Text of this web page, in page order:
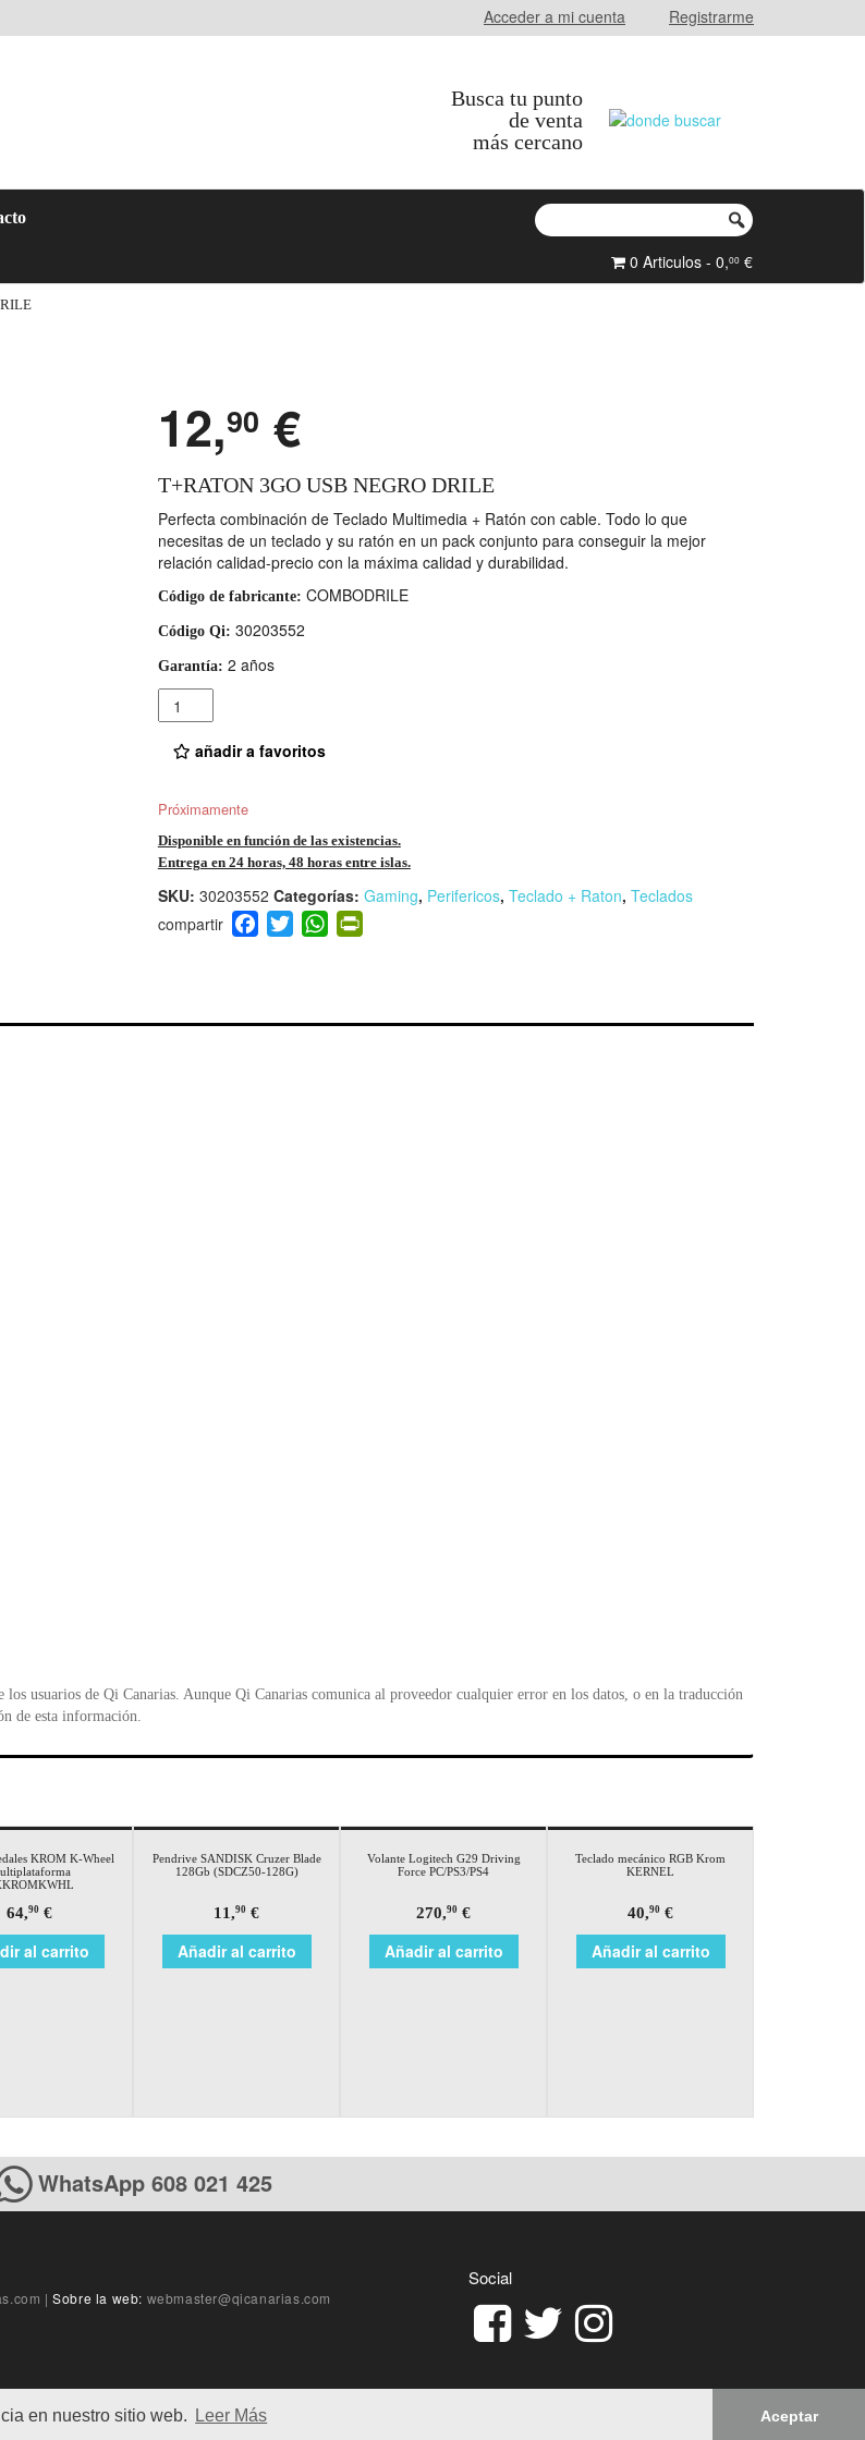
en nuestro sitio web. Leer Más Aceptar
Acceder a mi cuenta Registrarme
Busca tu punto
de venta
más cercano
0 Articulos - 0,00 €
12,90 €
T+RATON 3GO USB NEGRO DRILE
Perfecta combinación de Teclado Multimedia + Ratón con cable. Todo lo que
necesitas de un teclado y su ratón en un pack conjunto para conseguir la mejor
relación calidad-precio con la máxima calidad y durabilidad.
Código de fabricante: COMBODRILE
Código Qi: 30203552
Garantía: 2 años
Cantidad
añadir a favoritos
Próximamente
Disponible en función de las existencias.
Entrega en 24 horas, 48 horas entre islas.
SKU: 30203552 Categorías: Gaming, Perifericos, Teclado + Raton, Teclados
F
a
b
T
wi
W
h
A
Pr
in
e
usuarios de Qi Canarias. Aunque Qi Canarias comunica al proveedor cualquier error en los datos, o en la traducción
de esta información.
KROM K-Wheel
64,90 €
al carrito
Pendrive SANDISK Cruzer Blade
128Gb (SDCZ50-128G)
11,90 €
Añadir al carrito
Volante Logitech G29 Driving
Force PC/PS3/PS4
270,90 €
Añadir al carrito
Teclado mecánico RGB Krom
KERNEL
40,90 €
Añadir al carrito
WhatsApp 608 021 425
Social
| Sobre la web: webmaster@qicanarias.com